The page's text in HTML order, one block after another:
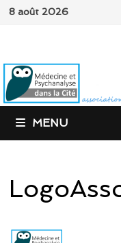
Passer
8 août 2026
MENU